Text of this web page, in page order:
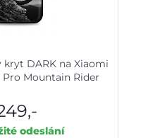
DARK na Xiaomi
Pro Mountain Rider
odeslání